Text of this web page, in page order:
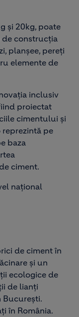
și 20kg, poate
construcția
planșee, pereți
elemente de
inclusiv
proiectat
cimentului și
reprezintă pe
baza
ciment.
naţional
de ciment în
şi un
ecologice de
de lianţi
Bucureşti.
în România.